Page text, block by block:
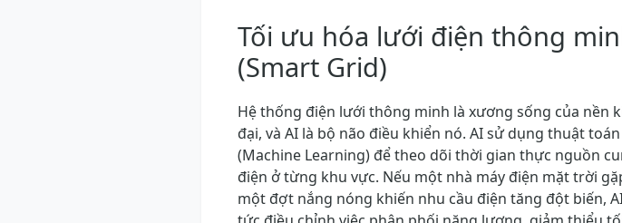
Tối ưu hóa lưới điện thông
(Smart Grid)
Hệ thống điện lưới thông minh là xương sống của nền
đại, và AI là bộ não điều khiển nó. AI sử dụng thuật
(Machine Learning) để theo dõi thời gian thực nguồn
điện ở từng khu vực. Nếu một nhà máy điện mặt trời
một đợt nắng nóng khiến nhu cầu điện tăng đột biến,